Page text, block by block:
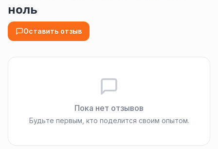
ноль
Оставить отзыв
Пока нет отзывов
Будьте первым, кто поделится своим опытом.